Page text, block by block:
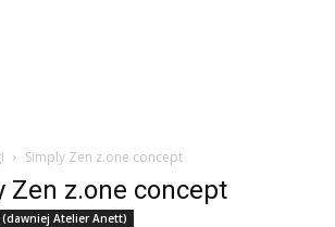
Simply Zen z.one concept
Zen z.one concept
Atelier Anett)